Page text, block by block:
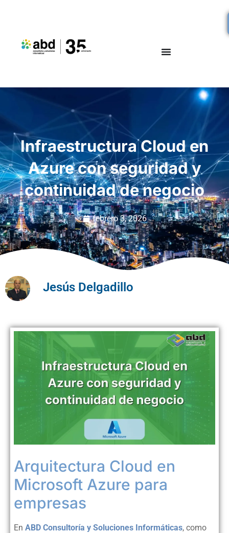
Infraestructura Cloud en
Azure con seguridad y
continuidad de negocio
febrero 3, 2026
Jesús Delgadillo
Arquitectura Cloud en
Microsoft Azure para
empresas
En ABD Consultoría y Soluciones Informáticas, como